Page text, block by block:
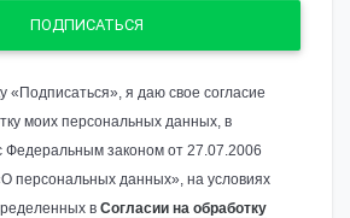
ПОДПИСАТЬСЯ
«Подписаться», я даю свое согласие
моих персональных данных, в
Федеральным законом от 27.07.2006
персональных данных», на условиях
в Согласии на обработку